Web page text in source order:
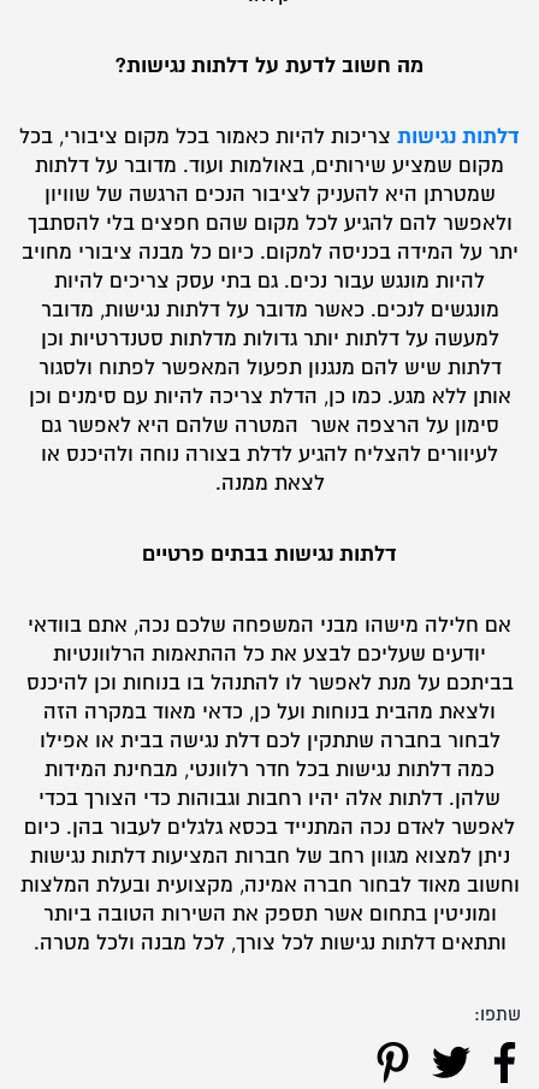
מה חשוב לדעת על דלתות נגישות?
דלתות נגישות צריכות להיות כאמור בכל מקום ציבורי, בכל
מקום שמציע שירותים, באולמות ועוד. מדובר על דלתות
שמטרתן היא להעניק לציבור הנכים הרגשה של שוויון
ולאפשר להם להגיע לכל מקום שהם חפצים בלי להסתבך
יתר על המידה בכניסה למקום. כיום כל מבנה ציבורי מחויב
להיות מונגש עבור נכים. גם בתי עסק צריכים להיות
מונגשים לנכים. כאשר מדובר על דלתות נגישות, מדובר
למעשה על דלתות יותר גדולות מדלתות סטנדרטיות וכן
דלתות שיש להם מנגנון תפעול המאפשר לפתוח ולסגור
אותן ללא מגע. כמו כן, הדלת צריכה להיות עם סימנים וכן
סימון על הרצפה אשר המטרה שלהם היא לאפשר גם
לעיוורים להצליח להגיע לדלת בצורה נוחה ולהיכנס או
לצאת ממנה.
דלתות נגישות בבתים פרטיים
אם חלילה מישהו מבני המשפחה שלכם נכה, אתם בוודאי
יודעים שעליכם לבצע את כל ההתאמות הרלוונטיות
בביתכם על מנת לאפשר לו להתנהל בו בנוחות וכן להיכנס
ולצאת מהבית בנוחות ועל כן, כדאי מאוד במקרה הזה
לבחור בחברה שתתקין לכם דלת נגישה בבית או אפילו
כמה דלתות נגישות בכל חדר רלוונטי, מבחינת המידות
שלהן. דלתות אלה יהיו רחבות וגבוהות כדי הצורך בכדי
לאפשר לאדם נכה המתנייד בכסא גלגלים לעבור בהן. כיום
ניתן למצוא מגוון רחב של חברות המציעות דלתות נגישות
וחשוב מאוד לבחור חברה אמינה, מקצועית ובעלת המלצות
ומוניטין בתחום אשר תספק את השירות הטובה ביותר
ותתאים דלתות נגישות לכל צורך, לכל מבנה ולכל מטרה.
שתפו: